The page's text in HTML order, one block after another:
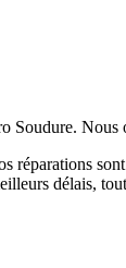
Soudure.
réparations
délais,